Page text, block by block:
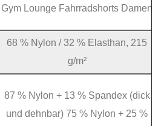
Gym Lounge Fahrradshorts Damen
68 % Nylon / 32 % Elasthan, 215
g/m²
87 % Nylon + 13 % Spandex (dick
und dehnbar) 75 % Nylon + 25 %